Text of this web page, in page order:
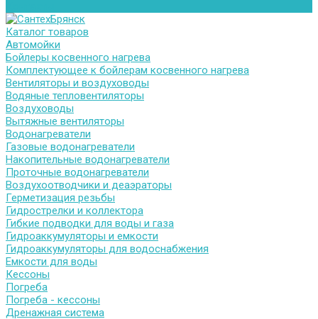
Каталог товаров
Автомойки
Бойлеры косвенного нагрева
Комплектующее к бойлерам косвенного нагрева
Вентиляторы и воздуховоды
Водяные тепловентиляторы
Воздуховоды
Вытяжные вентиляторы
Водонагреватели
Газовые водонагреватели
Накопительные водонагреватели
Проточные водонагреватели
Воздухоотводчики и деаэраторы
Герметизация резьбы
Гидрострелки и коллектора
Гибкие подводки для воды и газа
Гидроаккумуляторы и емкости
Гидроаккумуляторы для водоснабжения
Емкости для воды
Кессоны
Погреба
Погреба - кессоны
Дренажная система